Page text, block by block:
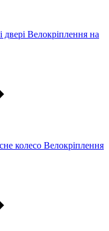
Велокріплення на
Велокріплення